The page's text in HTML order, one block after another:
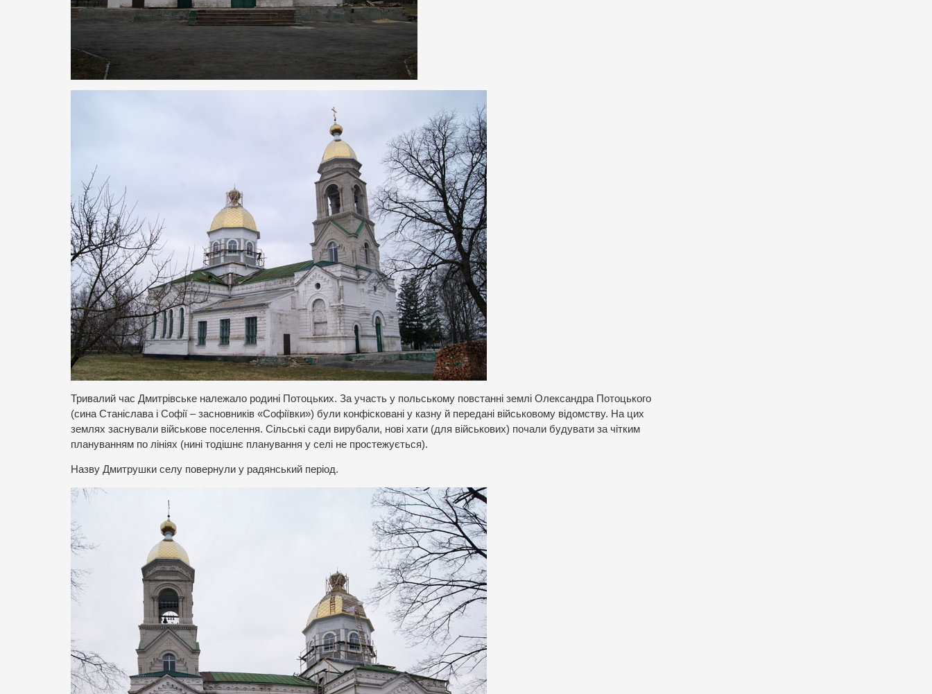
Тривалий час Дмитрівське належало родині Потоцьких. За участь у польському повстанні землі Олександра Потоцького
(сина Станіслава і Софії – засновників «Софіївки») були конфісковані у казну й передані військовому відомству. На цих
землях заснували військове поселення. Сільські сади вирубали, нові хати (для військових) почали будувати за чітким
плануванням по лініях (нині тодішнє планування у селі не простежується).
Назву Дмитрушки селу повернули у радянський період.